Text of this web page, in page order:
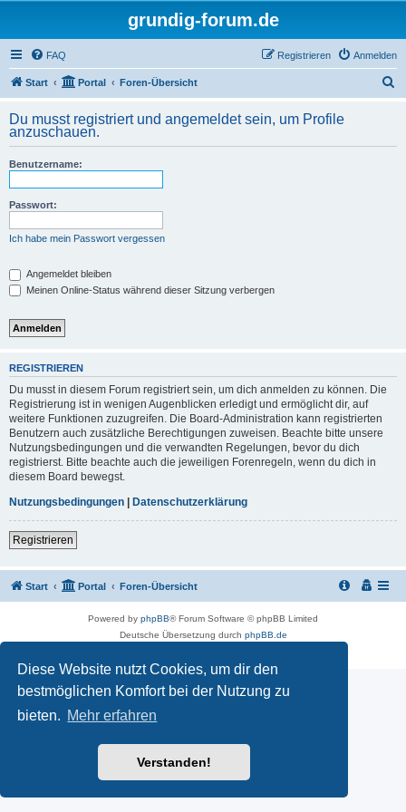
Diese Website nutzt Cookies, um dir den
bestmöglichen Komfort bei der Nutzung zu
bieten. Mehr erfahren
Verstanden!
grundig-forum.de
FAQ Anmelden
Registrieren
Start Portal Foren-Übersicht
h
Du musst registriert und angemeldet sein, um Profile
anzuschauen.
Benutzername:
Passwort:
Ich habe mein Passwort vergessen
Angemeldet bleiben
Meinen Online-Status während dieser Sitzung verbergen
REGISTRIEREN
Du musst in diesem Forum registriert sein, um dich anmelden zu können. Die
Registrierung ist in wenigen Augenblicken erledigt und ermöglicht dir, auf
weitere Funktionen zuzugreifen. Die Board-Administration kann registrierten
Benutzern auch zusätzliche Berechtigungen zuweisen. Beachte bitte unsere
Nutzungsbedingungen und die verwandten Regelungen, bevor du dich
registrierst. Bitte beachte auch die jeweiligen Forenregeln, wenn du dich in
diesem Board bewegst.
Nutzungsbedingungen | Datenschutzerklärung
Registrieren
Start Portal Foren-Übersicht
Powered by phpBB® Forum Software © phpBB Limited
Deutsche Übersetzung durch phpBB.de